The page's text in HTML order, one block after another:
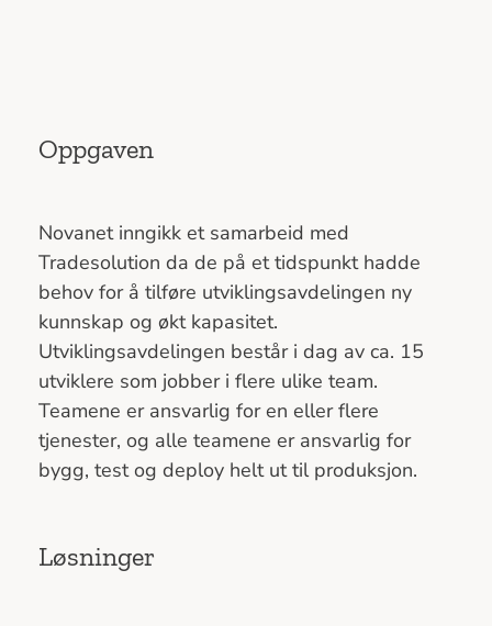
Oppgaven
Novanet inngikk et samarbeid med
Tradesolution da de på et tidspunkt hadde
behov for å tilføre utviklingsavdelingen ny
kunnskap og økt kapasitet.
Utviklingsavdelingen består i dag av ca. 15
utviklere som jobber i flere ulike team.
Teamene er ansvarlig for en eller flere
tjenester, og alle teamene er ansvarlig for
bygg, test og deploy helt ut til produksjon.
Løsninger